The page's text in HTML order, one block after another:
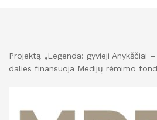
Projektą „Legenda: gyvieji Anykščiai
dalies finansuoja Medijų rėmimo